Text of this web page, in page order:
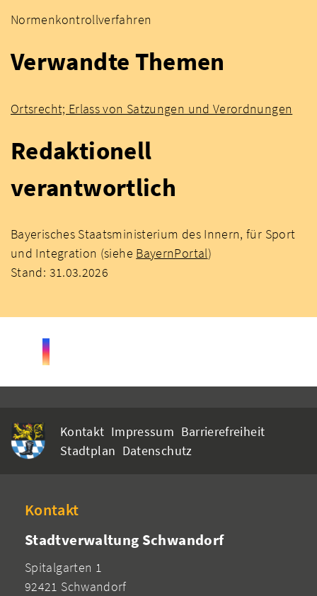
Normenkontrollverfahren
Verwandte Themen
Ortsrecht; Erlass von Satzungen und Verordnungen
Redaktionell
verantwortlich
Bayerisches Staatsministerium des Innern, für Sport
und Integration (siehe BayernPortal)
Stand: 31.03.2026
Kontakt Impressum Barrierefreiheit
Stadtplan Datenschutz
Kontakt
Stadtverwaltung Schwandorf
Spitalgarten 1
92421 Schwandorf